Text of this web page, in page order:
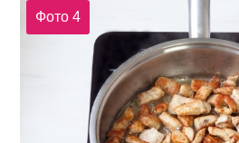
Фото 4